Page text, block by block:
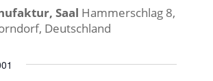
Saal Hammerschlag 8,
Deutschland